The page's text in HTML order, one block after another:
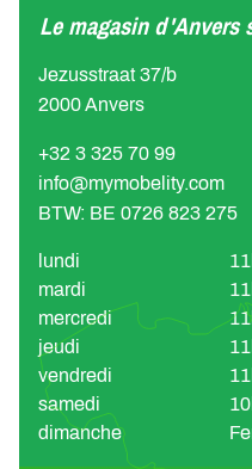
Le magasin d'Anvers
Jezusstraat 37/b
2000 Anvers
+32 3 325 70 99
info@mymobelity.com
BTW: BE 0726 823 275
lundi
mardi
mercredi
jeudi
vendredi
samedi
dimanche